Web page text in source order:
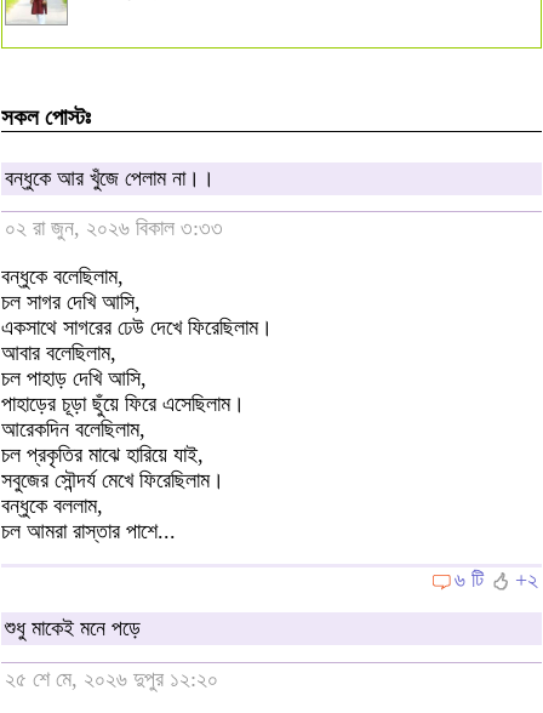
সকল পোস্টঃ
বন্ধুকে আর খুঁজে পেলাম না।।
০২ রা জুন, ২০২৬ বিকাল ৩:৩৩
বন্ধুকে বলেছিলাম,
চল সাগর দেখি আসি,
একসাথে সাগরের ঢেউ দেখে ফিরেছিলাম।
আবার বলেছিলাম,
চল পাহাড় দেখি আসি,
পাহাড়ের চূড়া ছুঁয়ে ফিরে এসেছিলাম।
আরেকদিন বলেছিলাম,
চল প্রকৃতির মাঝে হারিয়ে যাই,
সবুজের সৌন্দর্য মেখে ফিরেছিলাম।
বন্ধুকে বললাম,
চল আমরা রাস্তার পাশে...
৬ টি
+২
শুধু মাকেই মনে পড়ে
২৫ শে মে, ২০২৬ দুপুর ১২:২০